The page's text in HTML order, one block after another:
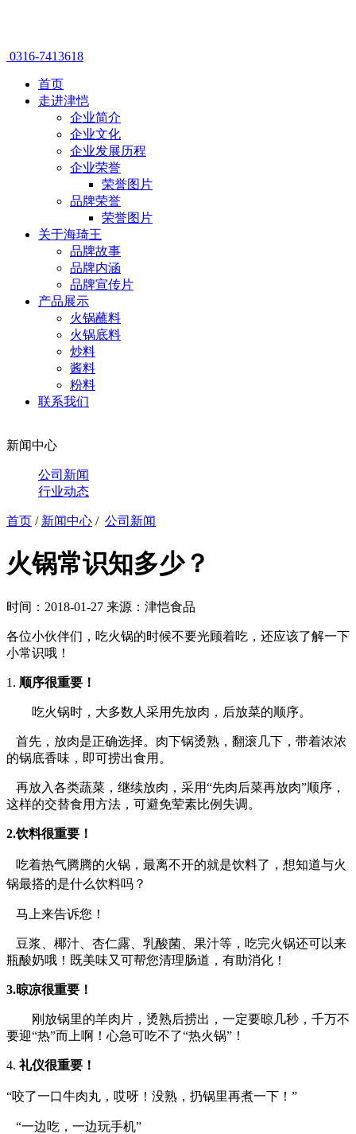
0316-7413618
首页
走进津恺
企业简介
企业文化
企业发展历程
企业荣誉
荣誉图片
品牌荣誉
荣誉图片
关于海琦王
品牌故事
品牌内涵
品牌宣传片
产品展示
火锅蘸料
火锅底料
炒料
酱料
粉料
联系我们
新闻中心
公司新闻
行业动态
首页 / 新闻中心 / 公司新闻
火锅常识知多少？
时间：2018-01-27 来源：津恺食品
各位小伙伴们 ， 吃火锅的时候不要光顾着吃 ， 还应该了解一下
小常识哦！
1. 顺序很重要！
吃火锅时，大多数人采用先放肉，后放菜的顺序。
首先，放肉是正确选择。肉下锅烫熟，翻滚几下，带着浓浓
的锅底香味，即可捞出食用。
再放入各类蔬菜，继续放肉，采用“先肉后菜再放肉”顺序，
这样的交替食用方法，可避免荤素比例失调。
2.饮料很重要！
吃着热气腾腾的火锅，最离不开的就是饮料了，想知道与火
锅最搭的是什么饮料吗？
马上来告诉您！
豆浆、椰汁、杏仁露、乳酸菌、果汁等，吃完火锅还可以来
瓶酸奶哦！既美味又可帮您清理肠道，有助消化！
3.晾凉很重要！
刚放锅里的羊肉片，烫熟后捞出，一定要晾几秒，千万不
要迎“热”而上啊！心急可吃不了“热火锅”！
4. 礼仪很重要！
“咬了一口牛肉丸，哎呀！没熟，扔锅里再煮一下！”
“一边吃，一边玩手机”